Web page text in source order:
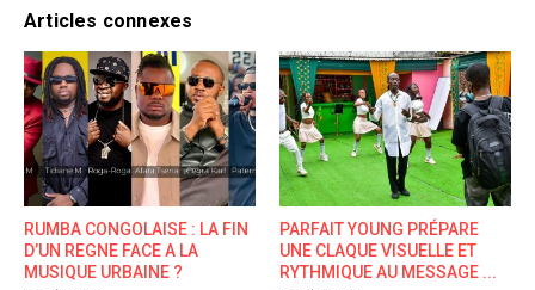
Articles connexes
RUMBA CONGOLAISE : LA FIN
D’UN REGNE FACE A LA
MUSIQUE URBAINE ?
PARFAIT YOUNG PRÉPARE
UNE CLAQUE VISUELLE ET
RYTHMIQUE AU MESSAGE ...